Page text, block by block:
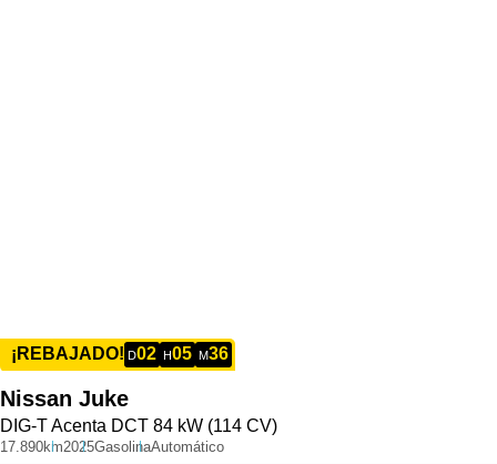
¡REBAJADO! D02 H05 M36
Nissan Juke
DIG-T Acenta DCT 84 kW (114 CV)
17.890km2025GasolinaAutomático